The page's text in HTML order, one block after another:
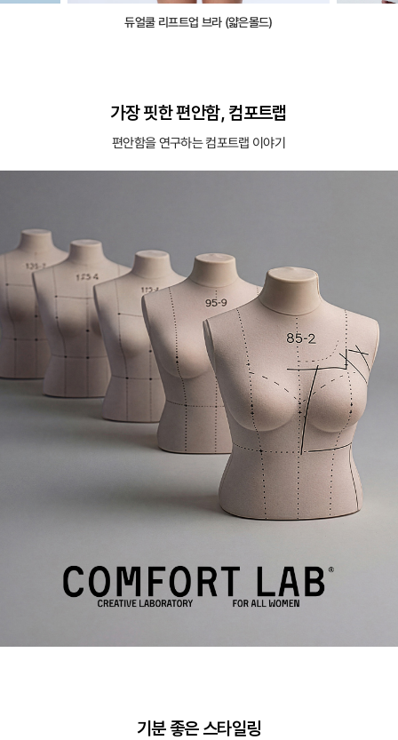
듀얼쿨 리프트업 브라 (얇은몰드)
가장 핏한 편안함, 컴포트랩
편안함을 연구하는 컴포트랩 이야기
기분 좋은 스타일링